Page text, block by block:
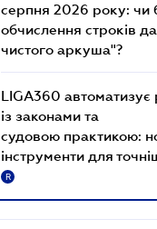
серпня 2026 року: чи
обчислення строків
чистого аркуша"?
LIGA360 автоматизує
із законами та
судовою практикою:
інструменти для
R